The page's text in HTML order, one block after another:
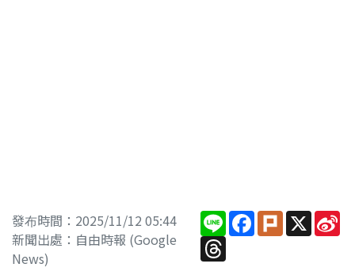
發布時間：2025/11/12 05:44
新聞出處：自由時報 (Google
News)
Line Facebook
PlurkX
Threads